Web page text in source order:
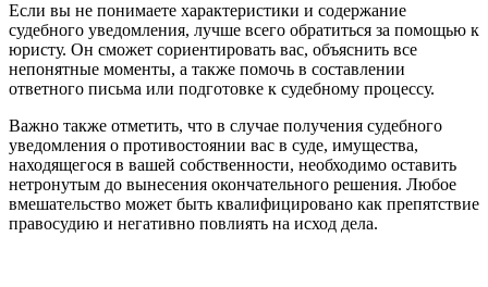
Если вы не понимаете характеристики и содержание
судебного уведомления, лучше всего обратиться за помощью к
юристу. Он сможет сориентировать вас, объяснить все
непонятные моменты, а также помочь в составлении
ответного письма или подготовке к судебному процессу.
Важно также отметить, что в случае получения судебного
уведомления о противостоянии вас в суде, имущества,
находящегося в вашей собственности, необходимо оставить
нетронутым до вынесения окончательного решения. Любое
вмешательство может быть квалифицировано как препятствие
правосудию и негативно повлиять на исход дела.